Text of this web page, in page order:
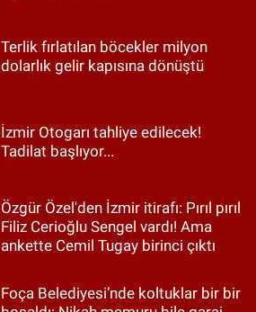
Terlik fırlatılan böcekler milyon
dolarlık gelir kapısına dönüştü
İzmir Otogarı tahliye edilecek!
Tadilat başlıyor...
Özgür Özel'den İzmir itirafı: Pırıl pırıl
Filiz Cerioğlu Sengel vardı! Ama
ankette Cemil Tugay birinci çıktı
Foça Belediyesi’nde koltuklar bir bir